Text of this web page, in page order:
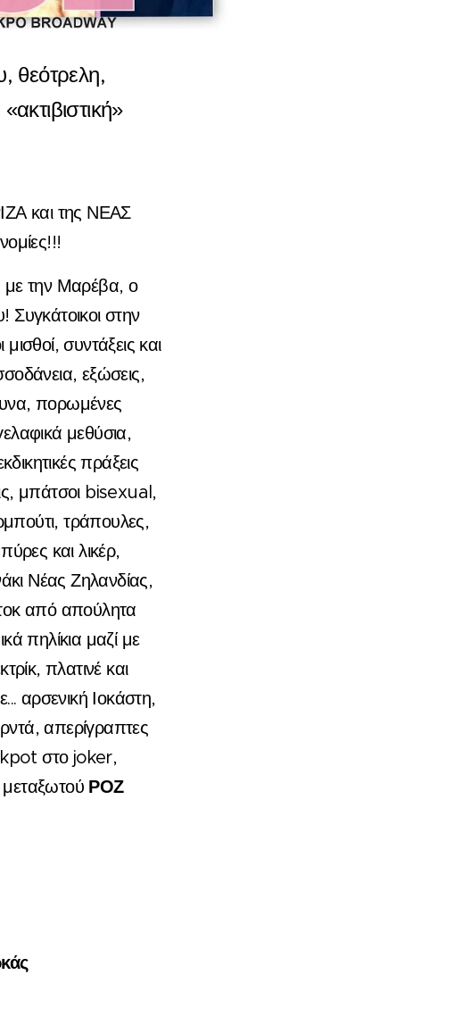
θεότρελη,
και της ΝΕΑΣ
με την Μαρέβα, ο
στην
συντάξεις και
εξώσεις,
πορωμένες
μεθύσια,
πράξεις
μπάτσοι bisexual,
τράπουλες,
και λικέρ,
Νέας Ζηλανδίας,
από απούλητα
πηλίκια μαζί με
πλατινέ και
αρσενική Ιοκάστη,
απερίγραπτες
στο joker,
ΡΟΖ